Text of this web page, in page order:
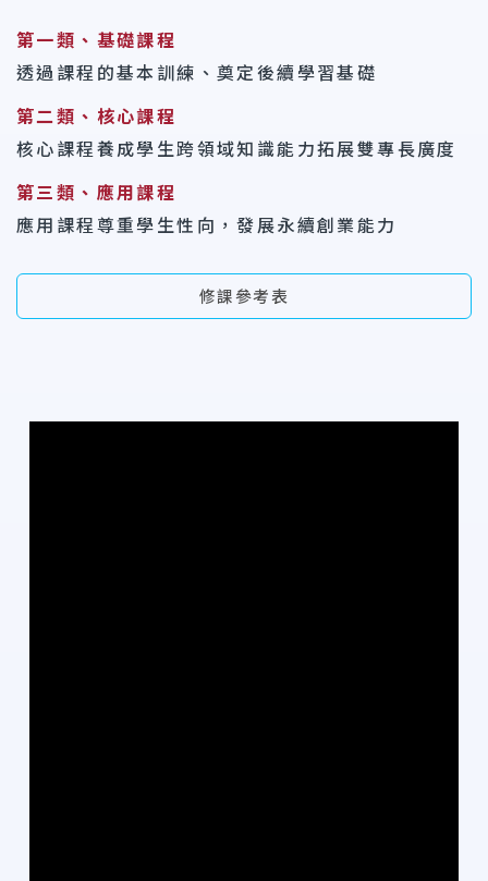
第一類、基礎課程
透過課程的基本訓練、奠定後續學習基礎
第二類、核心課程
核心課程養成學生跨領域知識能力拓展雙專長廣度
第三類、應用課程
應用課程尊重學生性向，發展永續創業能力
修課參考表